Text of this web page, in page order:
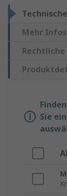
Mehr
Sie